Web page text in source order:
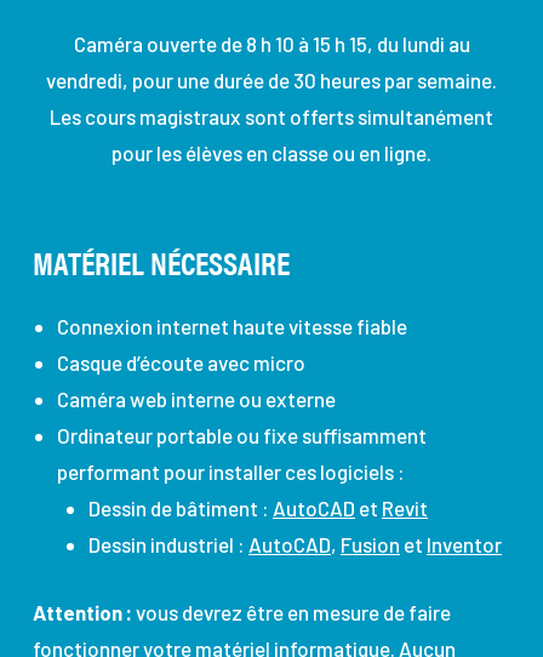
Caméra ouverte de 8 h 10 à 15 h 15, du lundi au
vendredi, pour une durée de 30 heures par semaine.
Les cours magistraux sont offerts simultanément
pour les élèves en classe ou en ligne.
MATÉRIEL NÉCESSAIRE
Connexion internet haute vitesse fiable
Casque d’écoute avec micro
Caméra web interne ou externe
Ordinateur portable ou fixe suffisamment
performant pour installer ces logiciels :
Dessin de bâtiment : AutoCAD et Revit
Dessin industriel : AutoCAD, Fusion et Inventor
Attention : vous devrez être en mesure de faire
fonctionner votre matériel informatique. Aucun